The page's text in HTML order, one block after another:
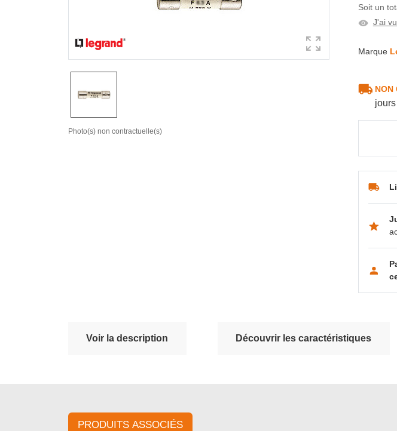
Photo(s) non contractuelle(s)
Soit un
J'ai
Marque
NON
Voir la description Découvrir les caractéristiques
PRODUITS ASSOCIÉS